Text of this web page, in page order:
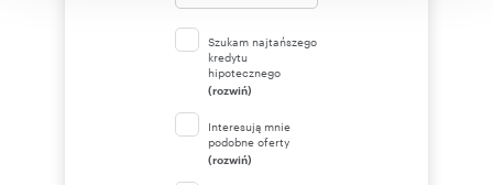
Szukam najtańszego
kredytu
hipotecznego
(rozwiń)
Interesują mnie
podobne oferty
(rozwiń)